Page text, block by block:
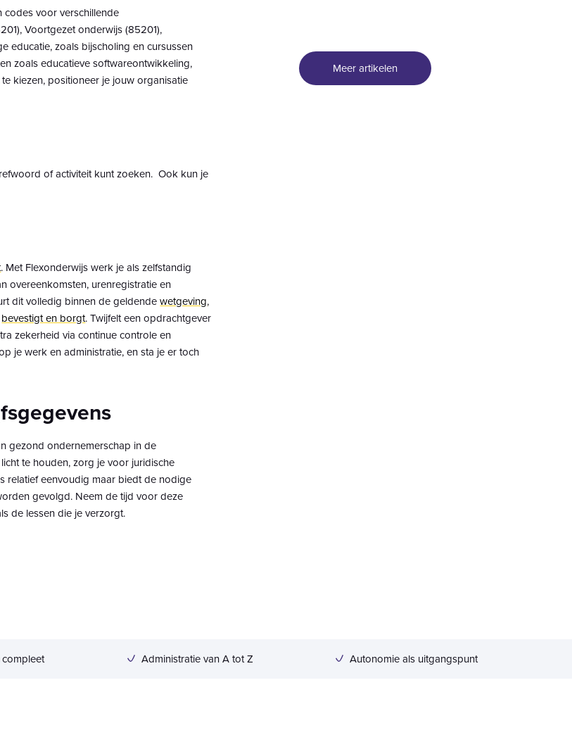
codes voor verschillende
Voortgezet onderwijs (85201),
educatie, zoals bijscholing en cursussen
zoals educatieve softwareontwikkeling,
kiezen, positioneer je jouw organisatie
of activiteit kunt zoeken. Ook kun je
. Met Flexonderwijs werk je als zelfstandig
overeenkomsten, urenregistratie en
dit volledig binnen de geldendewetgeving,
bevestigt en borgt. Twijfelt een opdrachtgever
zekerheid via continue controle en
je werk en administratie, en sta je er toch
gezond ondernemerschap in de
te houden, zorg je voor juridische
relatief eenvoudig maar biedt de nodige
gevolgd. Neem de tijd voor deze
de lessen die je verzorgt.
Meer artikelen
Administratie van A tot Z Autonomie als uitgangspunt